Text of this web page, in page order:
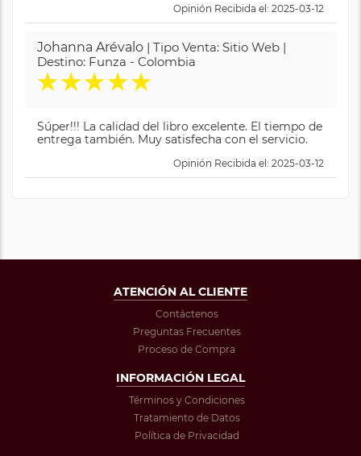
Opinión Recibida el: 2025-03-12
Johanna Arévalo | Tipo Venta: Sitio Web |
Destino: Funza - Colombia
★★★★★
Súper!!! La calidad del libro excelente. El tiempo de
entrega también. Muy satisfecha con el servicio.
Opinión Recibida el: 2025-03-12
ATENCIÓN AL CLIENTE
Contáctenos
Preguntas Frecuentes
Proceso de Compra
INFORMACIÓN LEGAL
Términos y Condiciones
Tratamiento de Datos
Política de Privacidad